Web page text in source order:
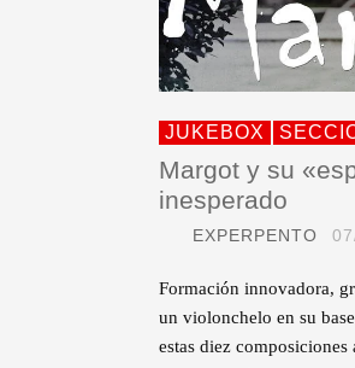
JUKEBOX
Margot y su
inesperado
EXPERPENTO
Formación innovadora,
un violonchelo en su
estas diez